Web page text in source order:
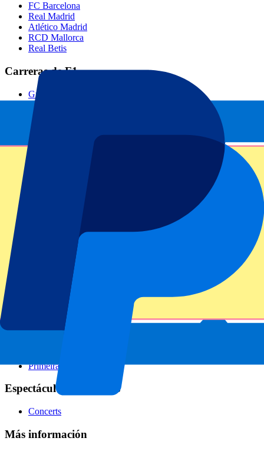
FC Barcelona
Real Madrid
Atlético Madrid
RCD Mallorca
Real Betis
Carreras de F1
Gran Premio de Barcelona
Gran Premio de Países Bajos
Gran Premio de Singapur
Gran Premio de Abu Dhabi
Gran Premio de Miami
Gran Premio de Brasil
Todo deporte
Ligas de fútbol
Champions League
Premier League
Bundesliga
Primeira Liga
Espectáculos y festivales
Concerts
Más información